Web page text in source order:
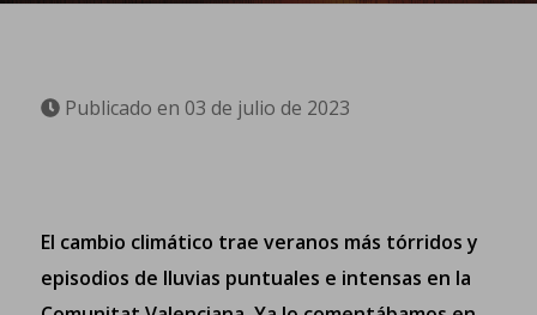
Publicado en 03 de julio de 2023
El cambio climático trae veranos más tórridos y
episodios de lluvias puntuales e intensas en la